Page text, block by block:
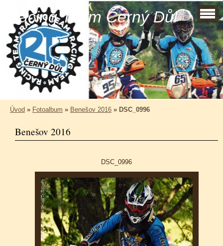
Racing Team Černý Důl
Úvod » Fotoalbum » Benešov 2016 » DSC_0996
Benešov 2016
DSC_0996